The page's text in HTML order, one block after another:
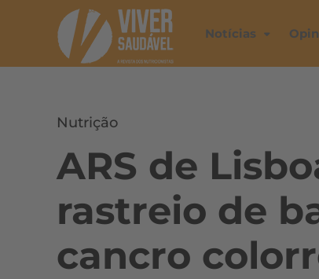
Notícias
Nutrição
ARS de
rastreio de
cancro